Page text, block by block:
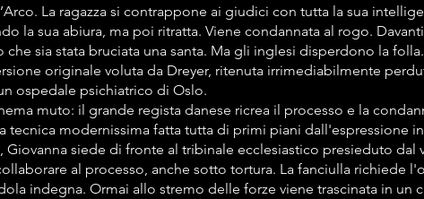
La ragazza si contrappone ai giudici con tutta la sua
la sua abiura, ma poi ritratta. Viene condannata al rogo.
sia stata bruciata una santa. Ma gli inglesi disperdono la
originale voluta da Dreyer, ritenuta irrimediabilmente
ospedale psichiatrico di Oslo.
muto: il grande regista danese ricrea il processo e la
tecnica modernissima fatta tutta di primi piani dall'espressione
Giovanna siede di fronte al tribinale ecclesiastico presieduto dal
al processo, anche sotto tortura. La fanciulla richiede
indegna. Ormai allo stremo delle forze viene trascinata in un